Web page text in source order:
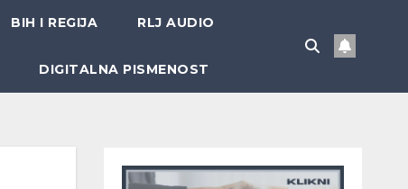
BIH I REGIJA RLJ AUDIO
DIGITALNA PISMENOST